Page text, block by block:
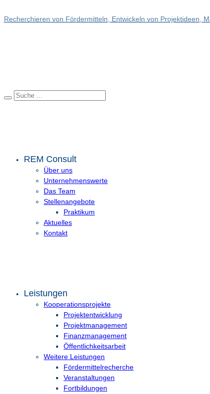
Recherchieren von Fördermitteln, Entwickeln von Projektideen,
REM Consult
Über uns
Unternehmenswerte
Das Team
Stellenangebote
Praktikum
Aktuelles
Kontakt
Leistungen
Kooperationsprojekte
Projektentwicklung
Projektmanagement
Finanzmanagement
Öffentlichkeitsarbeit
Weitere Leistungen
Fördermittelrecherche
Veranstaltungen
Fortbildungen